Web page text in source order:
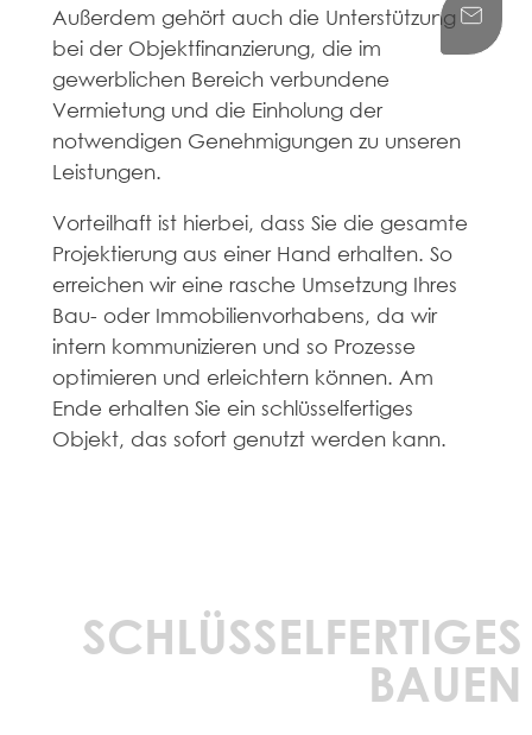
Außerdem gehört auch die Unterstützung
bei der Objektfinanzierung, die im
gewerblichen Bereich verbundene
Vermietung und die Einholung der
notwendigen Genehmigungen zu unseren
Leistungen.
Vorteilhaft ist hierbei, dass Sie die gesamte
Projektierung aus einer Hand erhalten. So
erreichen wir eine rasche Umsetzung Ihres
Bau- oder Immobilienvorhabens, da wir
intern kommunizieren und so Prozesse
optimieren und erleichtern können. Am
Ende erhalten Sie ein schlüsselfertiges
Objekt, das sofort genutzt werden kann.
SCHLÜSSELFERTIGES
BAUEN